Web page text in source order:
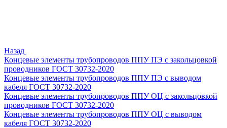
Назад
Концевые элементы трубопроводов ППУ ПЭ с закольцовкой
проводников ГОСТ 30732-2020
Концевые элементы трубопроводов ППУ ПЭ с выводом
кабеля ГОСТ 30732-2020
Концевые элементы трубопроводов ППУ ОЦ с закольцовкой
проводников ГОСТ 30732-2020
Концевые элементы трубопроводов ППУ ОЦ с выводом
кабеля ГОСТ 30732-2020